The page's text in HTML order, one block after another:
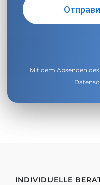
Mit dem Absenden
INDIVIDUELLE